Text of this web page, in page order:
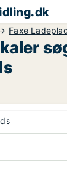
Faxe